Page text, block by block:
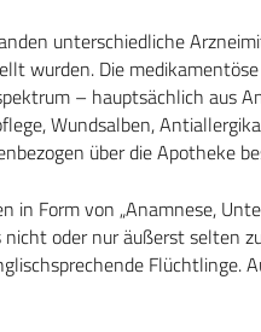
unterschiedliche
wurden. Die
– hauptsächlich aus
Wundsalben,
über die Apotheke
Form von „Anamnese,
oder nur äußerst selten
Flüchtlinge.